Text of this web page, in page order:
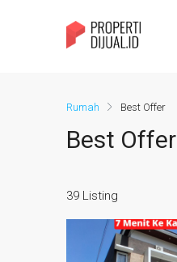
Rumah Best Offer
Best Offer
39 Listing